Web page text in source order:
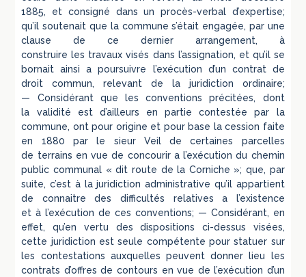
1885, et consigné dans un procès-verbal d’expertise;
qu’il soutenait que la commune s’était engagée, par une
clause de ce dernier arrangement, à
construire les travaux visés dans l’assignation, et qu’il se
bornait ainsi a poursuivre l’exécution d’un contrat de
droit commun, relevant de la juridiction ordinaire;
— Considérant que les conventions précitées, dont
la validité est d’ailleurs en partie contestée par la
commune, ont pour origine et pour base la cession faite
en 1880 par le sieur Veil de certaines parcelles
de terrains en vue de concourir a l’exécution du chemin
public communal « dit route de la Corniche »; que, par
suite, c’est à la juridiction administrative qu’il appartient
de connaitre des difficultés relatives a l’existence
et à l’exécution de ces conventions; — Considérant, en
effet, qu’en vertu des dispositions ci-dessus visées,
cette juridiction est seule compétente pour statuer sur
les contestations auxquelles peuvent donner lieu les
contrats d’offres de contours en vue de l’exécution d’un